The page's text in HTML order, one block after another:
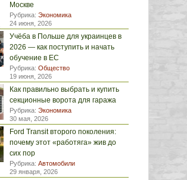
Москве
Рубрика: Экономика
24 июня, 2026
Учёба в Польше для украинцев в
2026 — как поступить и начать
обучение в ЕС
Рубрика: Общество
19 июня, 2026
Как правильно выбрать и купить
секционные ворота для гаража
Рубрика: Экономика
30 мая, 2026
Ford Transit второго поколения:
почему этот «работяга» жив до
сих пор
Рубрика: Автомобили
29 января, 2026